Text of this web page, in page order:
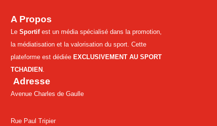
A Propos
LeSportifest un média spécialisé dans la promotion,
la médiatisation et la valorisation du sport. Cette
plateforme est dédiée EXCLUSIVEMENT AU SPORT
TCHADIEN
Adresse
Avenue Charles de Gaulle
Rue Paul Tripier